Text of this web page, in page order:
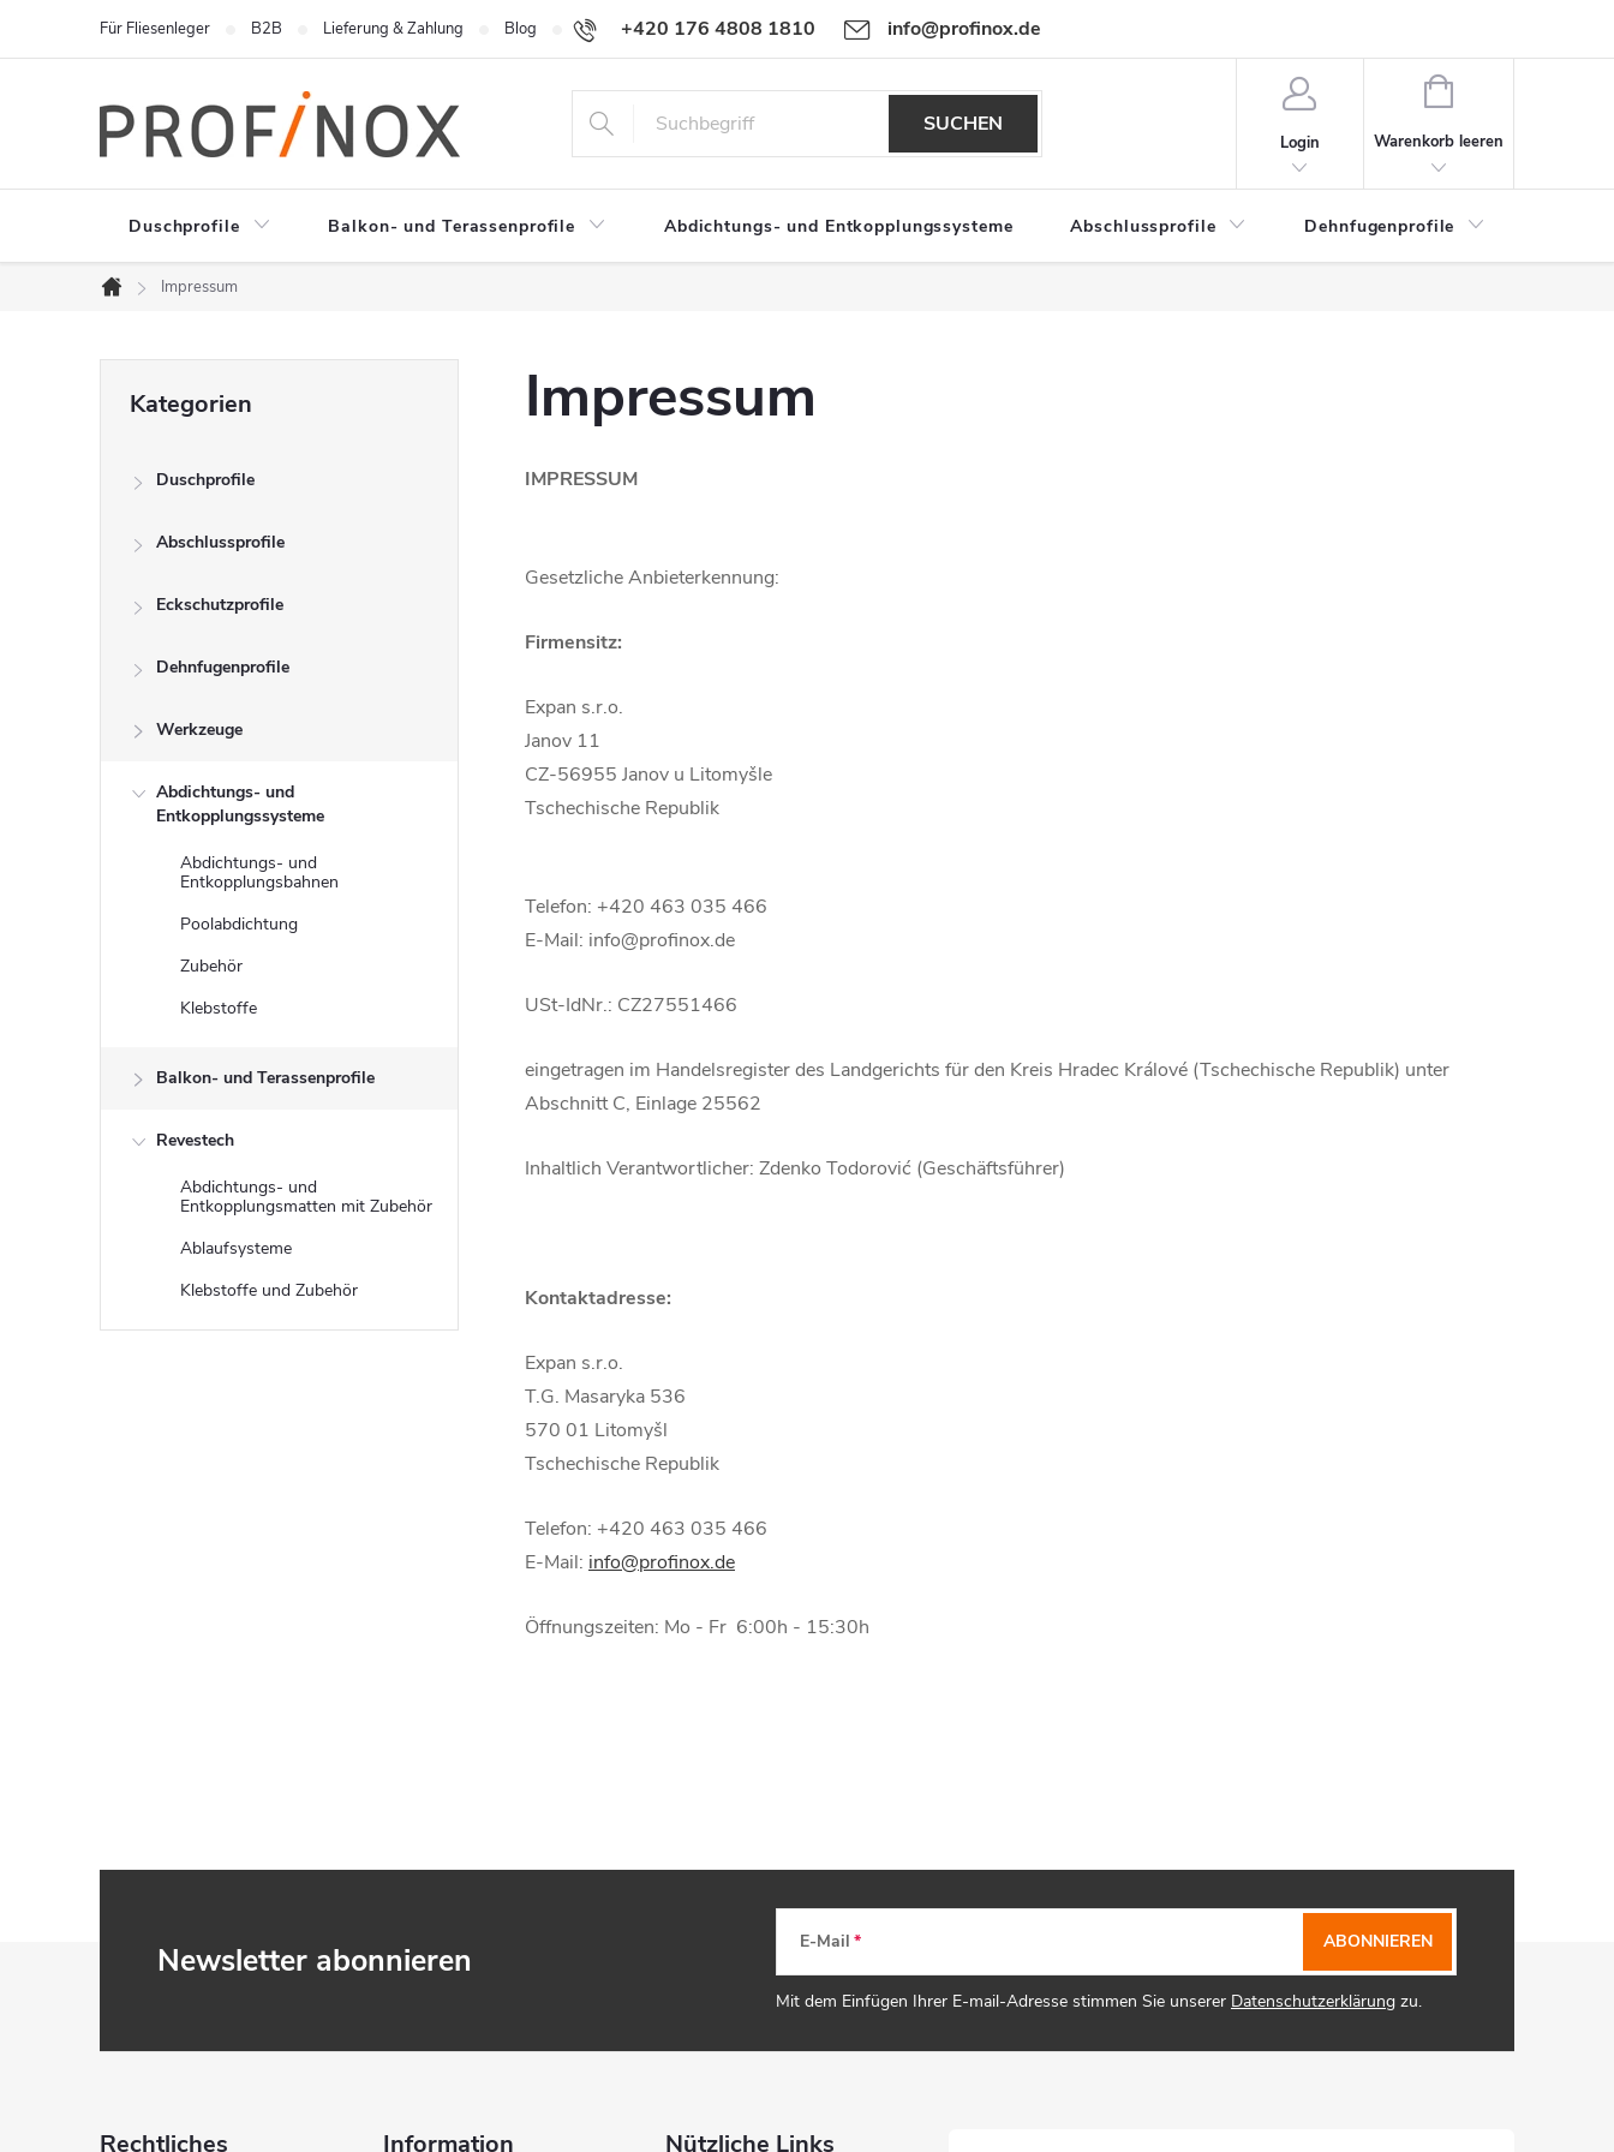
+420 176 4808 1810 info@profinox.de
Für Fliesenleger B2B Lieferung & Zahlung Blog Für Händler
SUCHEN
Login
WARENKORB
Warenkorb leeren
Duschprofile Balkon- und Terassenprofile Abdichtungs- und Entkopplungssysteme Abschlussprofile Dehnfugenprofile
Startseite
Impressum
überspringen
Kategorien
Duschprofile
Abschlussprofile
Eckschutzprofile
Dehnfugenprofile
Werkzeuge
Abdichtungs- und
Entkopplungssysteme
Abdichtungs- und
Entkopplungsbahnen
Poolabdichtung
Zubehör
Klebstoffe
Balkon- und Terassenprofile
Revestech
Abdichtungs- und
Entkopplungsmatten mit Zubehör
Ablaufsysteme
Klebstoffe und Zubehör
Impressum
IMPRESSUM
Gesetzliche Anbieterkennung:
Firmensitz:
Expan s.r.o.
Janov 11
CZ-56955 Janov u Litomyšle
Tschechische Republik
Telefon: +420 463 035 466
E-Mail: info@profinox.de
USt-IdNr.: CZ27551466
eingetragen im Handelsregister des Landgerichts für den Kreis Hradec Králové (Tschechische Republik) unter
Abschnitt C, Einlage 25562
Inhaltlich Verantwortlicher: Zdenko Todorović (Geschäftsführer)
Kontaktadresse:
Expan s.r.o.
T.G. Masaryka 536
570 01 Litomyšl
Tschechische Republik
Telefon: +420 463 035 466
E-Mail: info@profinox.de
Öffnungszeiten: Mo - Fr 6:00h - 15:30h
Newsletter abonnieren E-Mail
Mit dem Einfügen Ihrer E-mail-Adresse stimmen Sie unserer Datenschutzerklärung zu.
ABONNIEREN
Rechtliches Information Nützliche Links